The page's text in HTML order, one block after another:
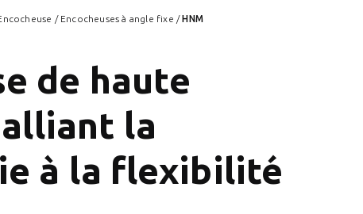
/ Encocheuses à angle fixe /HNM
de haute
la
à la flexibilité